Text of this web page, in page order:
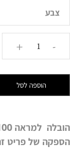
צבע
-
+
הוספה לסל
הובלה למראה 100 ש"ח שליח גלריה עד הבית
הספקה של פריט זה עד